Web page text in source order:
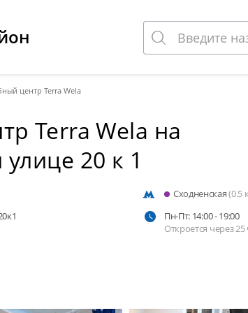
центр Terra Wela
Terra Wela на
20 к 1
Сходненская(0.5
Пн-Пт: 14:00 - 19:00
Откроется через